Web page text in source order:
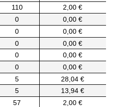
110
2,00 €
0
0,00 €
0
0,00 €
0
0,00 €
0
0,00 €
0
0,00 €
5
28,04 €
5
13,94 €
57 2,00 €